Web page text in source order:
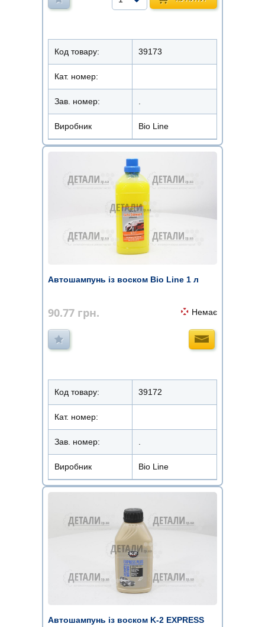
Код товару: 39173
Кат. номер:
Зав. номер: .
Виробник Bio Line
Автошампунь із воском Bio Line 1 л
90.77 грн. Немає
Код товару: 39172
Кат. номер:
Зав. номер:
Виробник Bio Line
Автошампунь із воском K-2 EXPRESS